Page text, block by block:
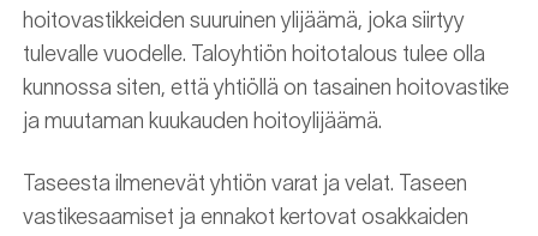
hoitovastikkeiden suuruinen ylijäämä, joka siirtyy
tulevalle vuodelle. Taloyhtiön hoitotalous tulee olla
kunnossa siten, että yhtiöllä on tasainen hoitovastike
ja muutaman kuukauden hoitoylijäämä.
Taseesta ilmenevät yhtiön varat ja velat. Taseen
vastikesaamiset ja ennakot kertovat osakkaiden